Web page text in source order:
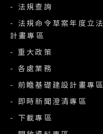
- 法規查詢
- 法規命令草案年度立法
計畫專區
- 重大政策
- 各處業務
- 前瞻基礎建設計畫專區
- 即時新聞澄清專區
- 下載專區